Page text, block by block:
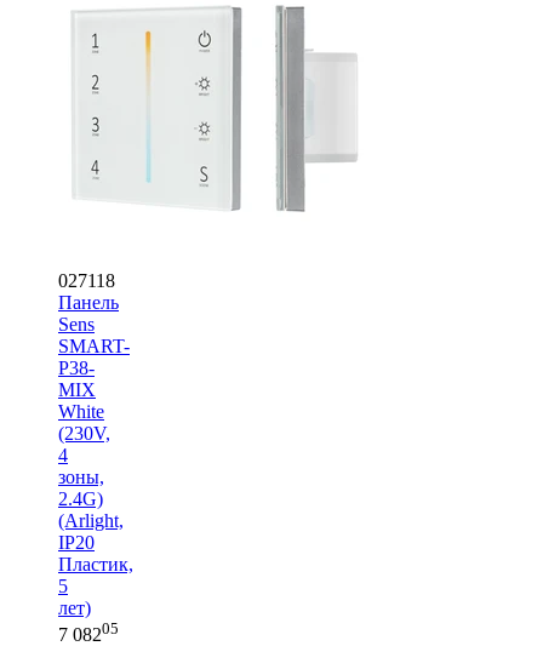
027118
Панель
Sens
SMART-
P38-
MIX
White
(230V,
4
зоны,
2.4G)
(Arlight,
IP20
Пластик,
5
лет)
7 08205